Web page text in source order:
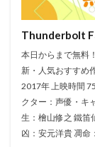
荒野のコト
荘真由美
菅沼久義
福田充徳（
窪岡俊之
立壁和也
立川談春
Thunderbolt
本日からまで無料
新・人気おすすめ
2017年 上映時間
クター：声優・キ
生：檜山修之 鐵笛
凶：安元洋貴 凋命